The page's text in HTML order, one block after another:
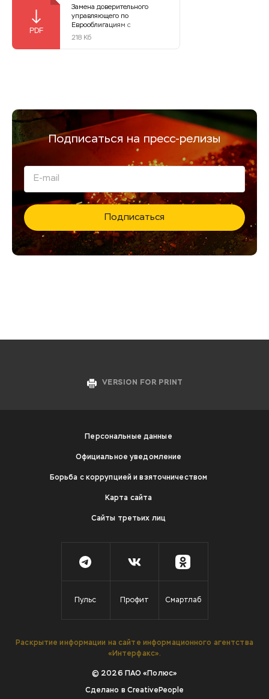
Замена доверительного
управляющего по
Еврооблигациям с
погашением в 2024 году и
218 Кб
Подписаться на пресс‑релизы
Подписаться
VERSION FOR PRINT
Персональные данные
Официальное уведомление
Борьба с коррупцией и взяточничеством
Карта сайта
Сайты третьих лиц
Пульс Профит Смартлаб
© 2026 ПАО «Полюс»
Раскрытие информации на сайте информационного агентства
«Интерфакс».
Сделано в CreativePeople